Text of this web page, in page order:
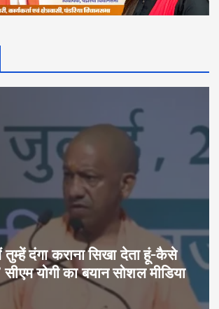
दंगा कराना सिखा देता हूं-कैसे
सीएम योगी का बयान सोशल मीडिया